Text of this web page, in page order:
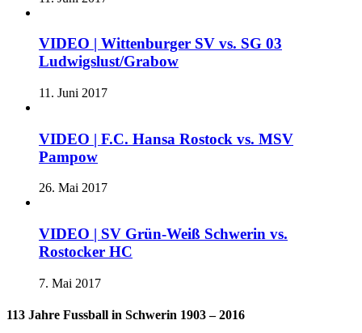
VIDEO | Wittenburger SV vs. SG 03
Ludwigslust/Grabow
11. Juni 2017
VIDEO | F.C. Hansa Rostock vs. MSV
Pampow
26. Mai 2017
VIDEO | SV Grün-Weiß Schwerin vs.
Rostocker HC
7. Mai 2017
113 Jahre Fussball in Schwerin 1903 – 2016